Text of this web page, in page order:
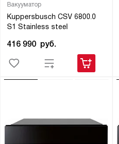
Вакууматор
Kuppersbusch CSV 6800.0
S1 Stainless steel
416 990 руб.